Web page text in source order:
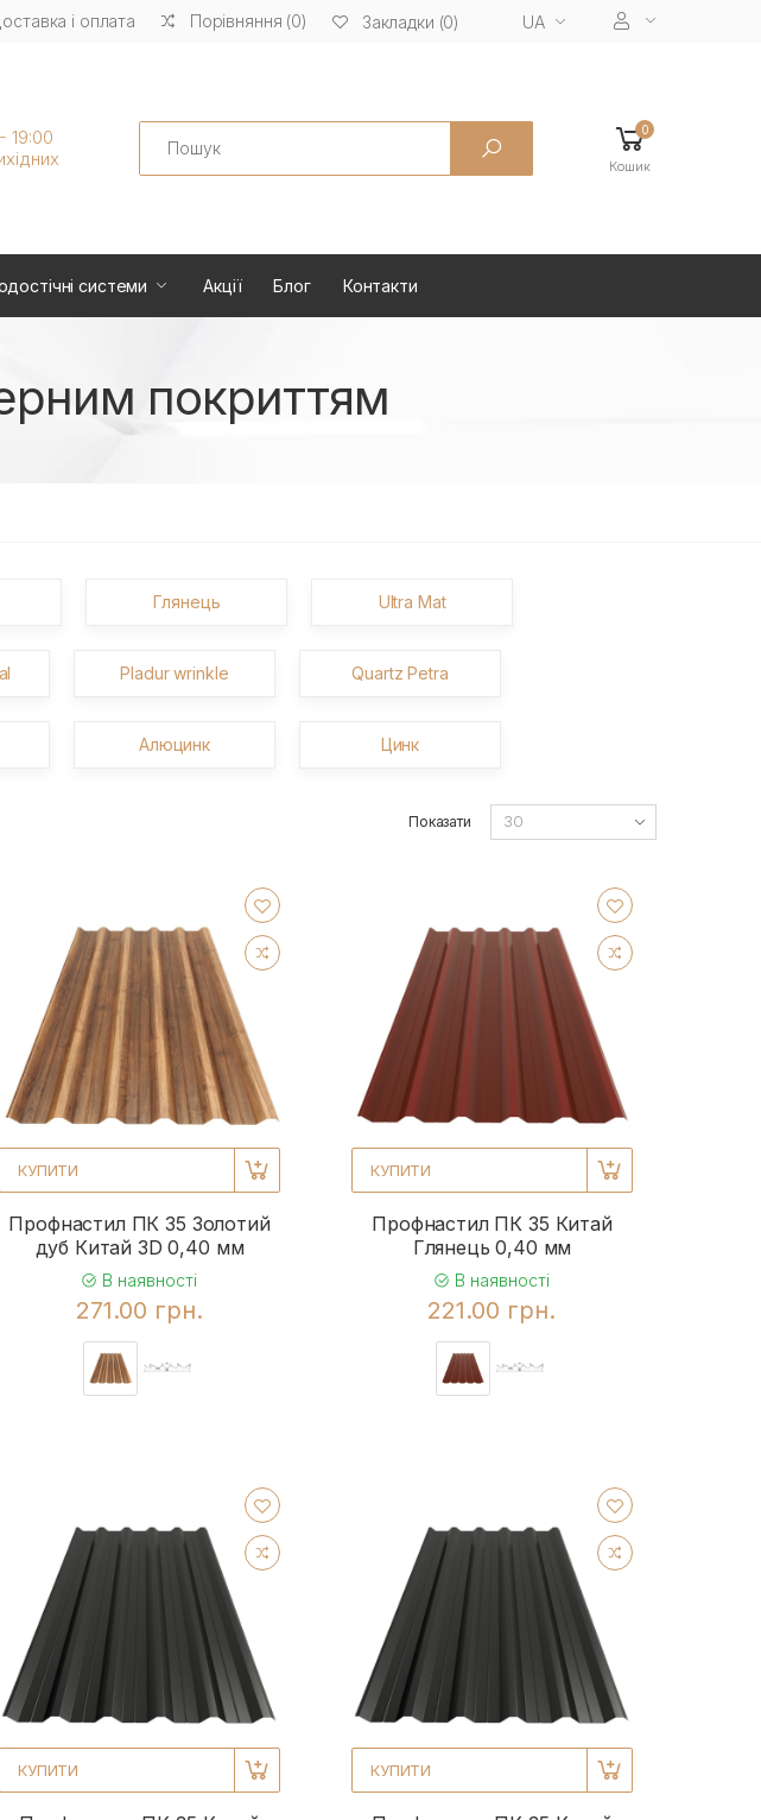
і оплата Порівняння (0) Закладки (0) UA
19:00
Search 0
Кошик
системи Акції Блог Контакти
покриттям
Глянець Ultra Mat
Pladur wrinkle Quartz Petra
Алюцинк Цинк
Показати
КУПИТИ
Профнастил ПК 35 Золотий
дуб Китай 3D 0,40 мм
В наявності
271.00 грн.
КУПИТИ
Профнастил ПК 35 Китай
Глянець 0,40 мм
В наявності
221.00 грн.
КУПИТИ КУПИТИ